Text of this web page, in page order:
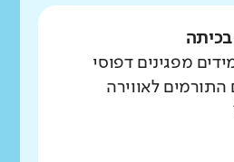
מפגינים דפוסי
לאווירה